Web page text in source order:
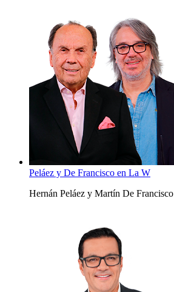
Peláez y De Francisco en La W
Hernán Peláez y Martín De Francisco